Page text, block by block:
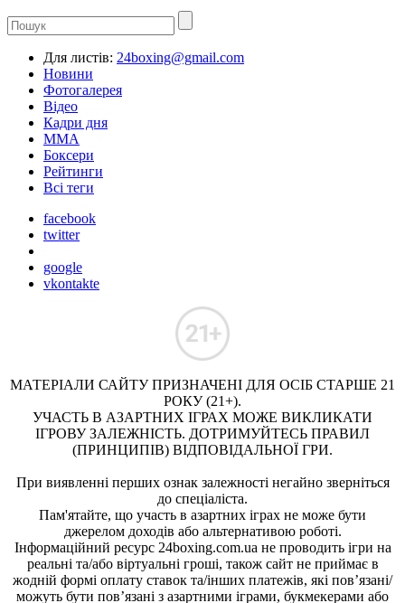
Для листів: 24boxing@gmail.com
Новини
Фотогалерея
Відео
Кадри дня
ММА
Боксери
Рейтинги
Всі теги
facebook
twitter
google
vkontakte
МАТЕРІАЛИ САЙТУ ПРИЗНАЧЕНІ ДЛЯ ОСІБ СТАРШЕ 21
РОКУ (21+).
УЧАСТЬ В АЗАРТНИХ ІГРАХ МОЖЕ ВИКЛИКАТИ
ІГРОВУ ЗАЛЕЖНІСТЬ. ДОТРИМУЙТЕСЬ ПРАВИЛ
(ПРИНЦИПІВ) ВІДПОВІДАЛЬНОЇ ГРИ.
При виявленні перших ознак залежності негайно зверніться
до спеціаліста.
Пам'ятайте, що участь в азартних іграх не може бути
джерелом доходів або альтернативою роботі.
Інформаційний ресурс 24boxing.com.ua не проводить ігри на
реальні та/або віртуальні гроші, також сайт не приймає в
жодній формі оплату ставок та/інших платежів, які пов’язані/
можуть бути пов’язані з азартними іграми, букмекерами або